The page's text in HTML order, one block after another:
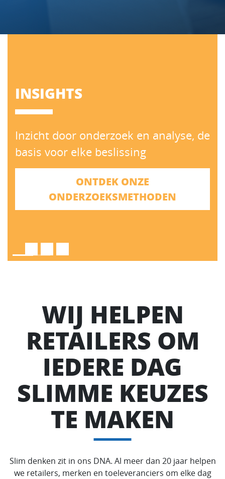
BREATHE
INSIGHTS
Inzicht door onderzoek en analyse, de
basis voor elke beslissing
ONTDEK ONZE
ONDERZOEKSMETHODEN
WIJ HELPEN
RETAILERS OM
IEDERE DAG
SLIMME KEUZES
TE MAKEN
Slim denken zit in ons DNA. Al meer dan 20 jaar helpen
we retailers, merken en toeleveranciers om elke dag